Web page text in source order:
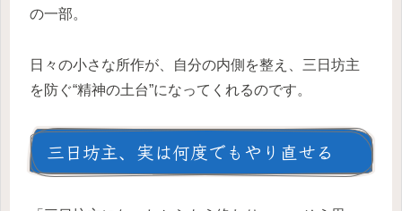
の一部。
日々の小さな所作が、自分の内側を整え、三日坊主
を防ぐ“精神の土台”になってくれるのです。
三日坊主、実は何度でもやり直せる